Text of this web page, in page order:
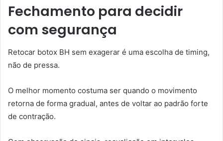
Fechamento para decidir
com segurança
Retocar botox BH sem exagerar é uma escolha de timing,
não de pressa.
O melhor momento costuma ser quando o movimento
retorna de forma gradual, antes de voltar ao padrão forte
de contração.